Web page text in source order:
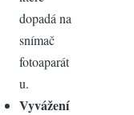
dopadá na
snímač
fotoaparát
u.
Vyvážení